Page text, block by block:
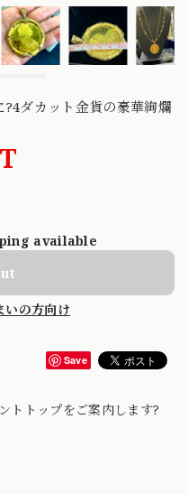
ダカット金貨の豪華絢爛
available
いの方向け
Save
トトップをご案内します?